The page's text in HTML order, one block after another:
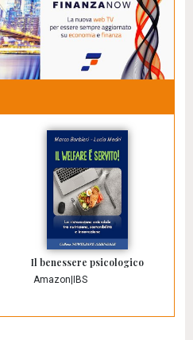
Il benessere psicologico
Amazon IBS